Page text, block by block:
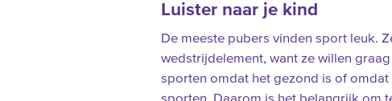
Luister naar je kind
De meeste pubers vinden sport leuk.
wedstrijdelement, want ze willen
sporten omdat het gezond is of